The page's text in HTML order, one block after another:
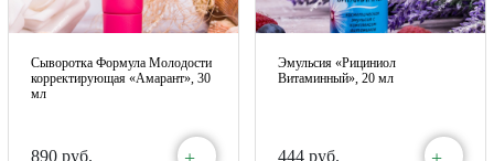
Сыворотка Формула Молодости
корректирующая «Амарант», 30
мл
890 руб.
Эмульсия «Рициниол
Витаминный», 20 мл
444 руб.